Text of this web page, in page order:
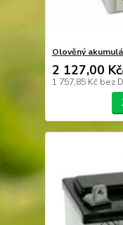
Olověný
2 127,00 Kč/
1 757,85 Kč bez